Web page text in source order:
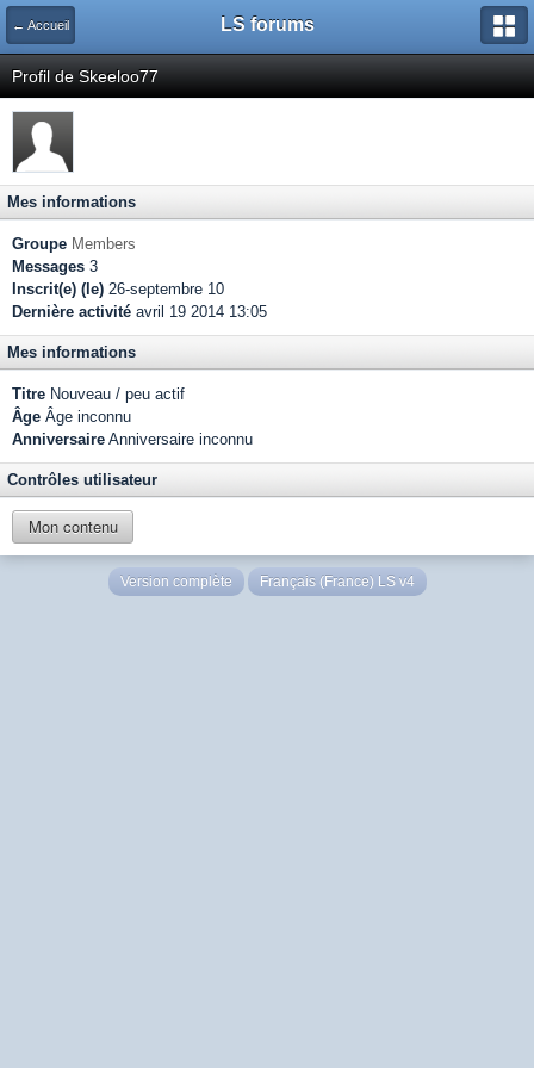
← Accueil LS forums
Profil de Skeeloo77
Mes informations
Groupe Members
Messages 3
Inscrit(e) (le) 26-septembre 10
Dernière activité avril 19 2014 13:05
Mes informations
Titre Nouveau / peu actif
Âge Âge inconnu
Anniversaire Anniversaire inconnu
Contrôles utilisateur
Mon contenu
Version complète Français (France) LS v4